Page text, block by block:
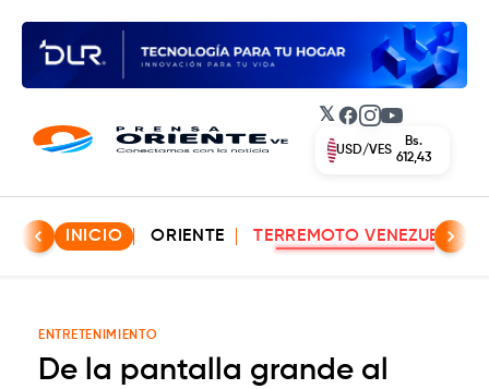
𝕏 Facebook
Instagram
YouTube
USD/VES
Bs.
612,43
INICIO ORIENTE TERREMOTO VENEZUELA
ENTRETENIMIENTO
De la pantalla grande al